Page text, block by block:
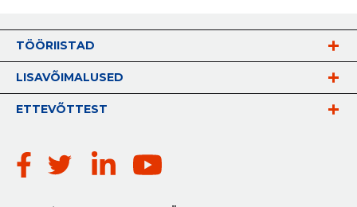
TÖÖRIISTAD
LISAVÕIMALUSED
ETTEVÕTTEST